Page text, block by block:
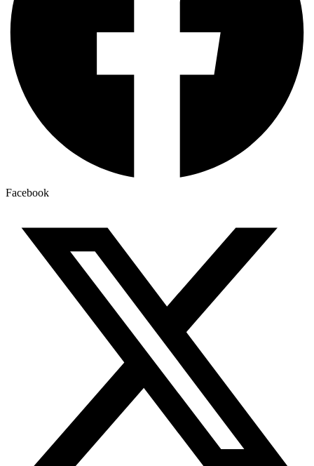
Facebook